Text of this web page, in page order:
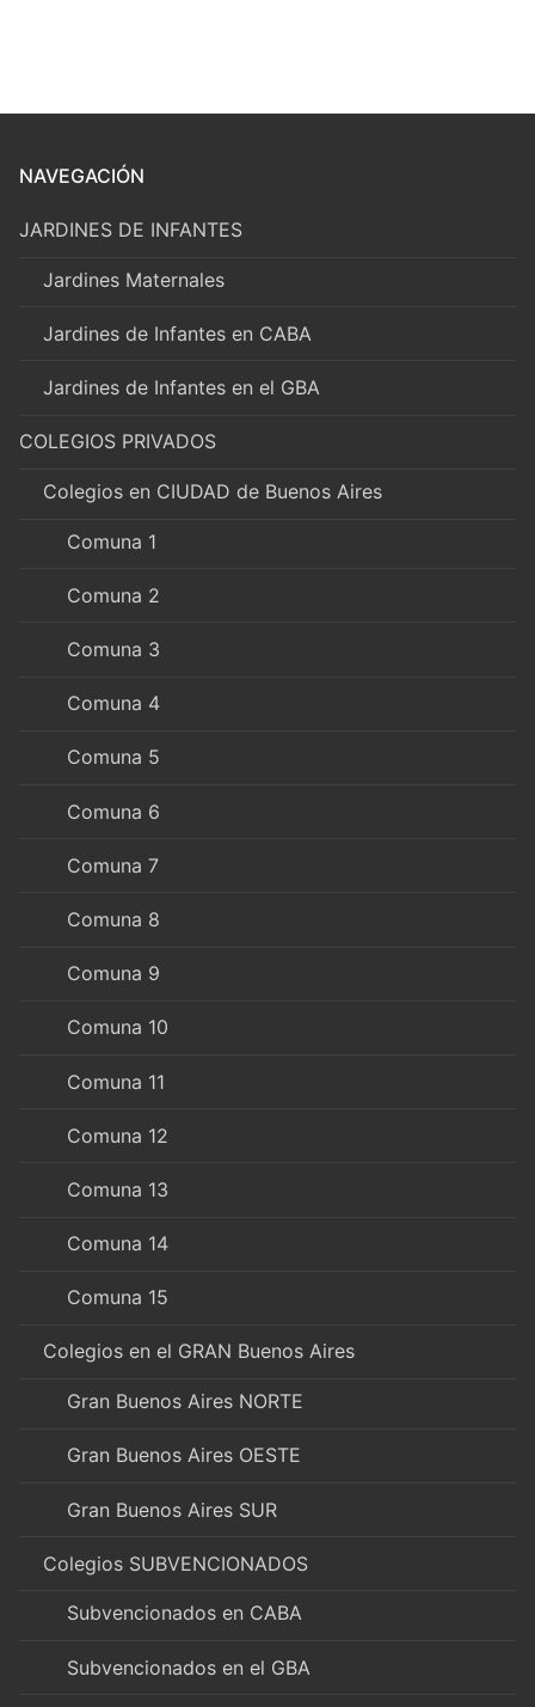
NAVEGACIÓN
JARDINES DE INFANTES
Jardines Maternales
Jardines de Infantes en CABA
Jardines de Infantes en el GBA
COLEGIOS PRIVADOS
Colegios en CIUDAD de Buenos Aires
Comuna 1
Comuna 2
Comuna 3
Comuna 4
Comuna 5
Comuna 6
Comuna 7
Comuna 8
Comuna 9
Comuna 10
Comuna 11
Comuna 12
Comuna 13
Comuna 14
Comuna 15
Colegios en el GRAN Buenos Aires
Gran Buenos Aires NORTE
Gran Buenos Aires OESTE
Gran Buenos Aires SUR
Colegios SUBVENCIONADOS
Subvencionados en CABA
Subvencionados en el GBA